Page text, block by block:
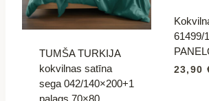
TUMŠA TURKIJA
kokvilnas satīna
sega 042/140×200+1
palags 70×80
61499/
23,90